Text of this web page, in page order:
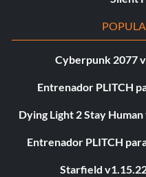
Cyberpunk 2077
Entrenador PLITCH
Dying Light 2 Stay
Entrenador PLITCH
Starfield